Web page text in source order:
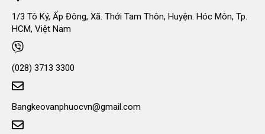
1/3 Tô Ký, Ấp Đông, Xã. Thới Tam Thôn, Huyện. Hóc Môn, Tp.
HCM, Việt Nam
(028) 3713 3300
Bangkeovanphuocvn@gmail.com